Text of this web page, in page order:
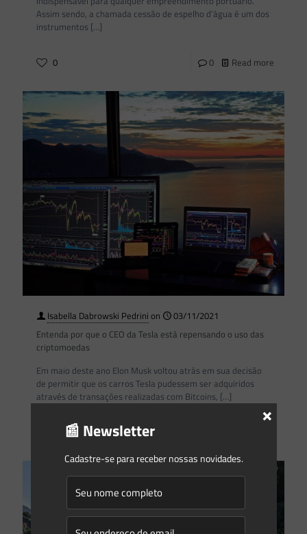
Assim sendo, a chamada cessão de espelho d’água é um dos
instrumentos […]
0 0 Read more
Isabella Dabrowski Pedrini on
03/11/2021
Entenda por que o CEO da Tesla está repensando o uso das
criptomoedas
Em maio deste ano Elon Musk voltou atrás em sua decisão
de permitir que os carros Tesla pudessem ser adquiridos
através de transações realizadas com Bitcoins, […]
📰 Newsletter
Cadastre-se para receber nossas novidades.
×